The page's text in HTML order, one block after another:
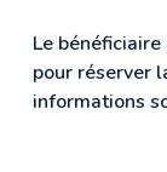
Le
pour réserver
informations